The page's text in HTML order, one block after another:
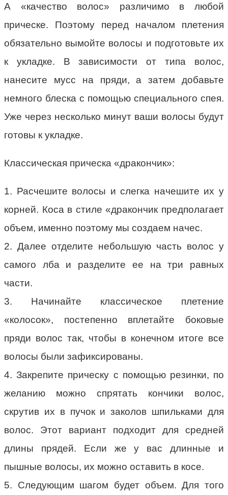
А «качество волос» различимо в любой
прическе. Поэтому перед началом плетения
обязательно вымойте волосы и подготовьте их
к укладке. В зависимости от типа волос,
нанесите мусс на пряди, а затем добавьте
немного блеска с помощью специального спея.
Уже через несколько минут ваши волосы будут
готовы к укладке.
Классическая прическа «дракончик»:
1. Расчешите волосы и слегка начешите их у
корней. Коса в стиле «дракончик предполагает
объем, именно поэтому мы создаем начес.
2. Далее отделите небольшую часть волос у
самого лба и разделите ее на три равных
части.
3. Начинайте классическое плетение
«колосок», постепенно вплетайте боковые
пряди волос так, чтобы в конечном итоге все
волосы были зафиксированы.
4. Закрепите прическу с помощью резинки, по
желанию можно спрятать кончики волос,
скрутив их в пучок и заколов шпильками для
волос. Этот вариант подходит для средней
длины прядей. Если же у вас длинные и
пышные волосы, их можно оставить в косе.
5. Следующим шагом будет объем. Для того